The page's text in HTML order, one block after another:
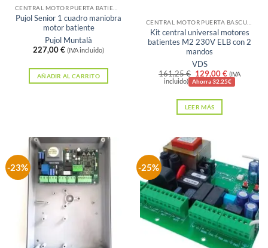
Pujol Senior 1 cuadro maniobra
motor batiente
Pujol Muntalà
227,00€ (IVA incluido)
AÑADIR AL CARRITO
Kit central universal motores
batientes M2 230V ELB con 2
mandos
VDS
161,25€ El
precio
era:
161,25 €.
129,00€El
precio
(IVA
incluido) Ahorra 32.25€
LEER MÁS
-23% -25%